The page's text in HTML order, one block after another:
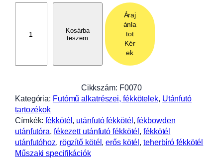
1
0
3
0
/
1
Kosárba
teszem
Áraj
ánla
tot
Kér
ek
Cikkszám: F0070
Kategória: Futómű alkatrészei, fékkötelek, Utánfutó
tartozékok
Címkék:fékkötél, utánfutó fékkötél, fékbowden
utánfutóra, fékezett utánfutó fékkötél, fékkötél
utánfutóhoz, rögzítő kötél, erős kötél, teherbíró fékkötél
Műszaki specifikációk